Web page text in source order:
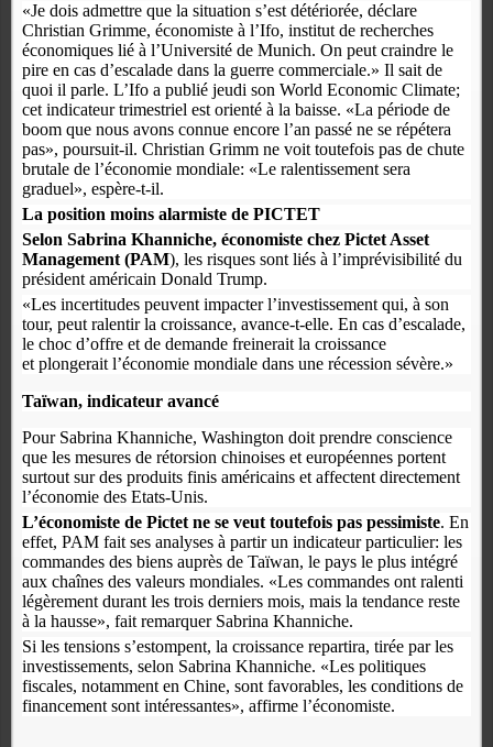
«Je dois admettre que la situation s’est détériorée, déclare
Christian Grimme, économiste à l’Ifo, institut de recherches
économiques lié à l’Université de Munich. On peut craindre le
pire en cas d’escalade dans la guerre commerciale.» Il sait de
quoi il parle. L’Ifo a publié jeudi son World Economic Climate;
cet indicateur trimestriel est orienté à la baisse. «La période de
boom que nous avons connue encore l’an passé ne se répétera
pas», poursuit-il. Christian Grimm ne voit toutefois pas de chute
brutale de l’économie mondiale: «Le ralentissement sera
graduel», espère-t-il.
La position moins alarmiste de PICTET
Selon Sabrina Khanniche, économiste chez Pictet Asset
Management (PAM), les risques sont liés à l’imprévisibilité du
président américain Donald Trump.
«Les incertitudes peuvent impacter l’investissement qui, à son
tour, peut ralentir la croissance, avance-t-elle. En cas d’escalade,
le choc d’offre et de demande freinerait la croissance
et plongerait l’économie mondiale dans une récession sévère.»
Taïwan, indicateur avancé
Pour Sabrina Khanniche, Washington doit prendre conscience
que les mesures de rétorsion chinoises et européennes portent
surtout sur des produits finis américains et affectent directement
l’économie des Etats-Unis.
L’économiste de Pictet ne se veut toutefois pas pessimiste. En
effet, PAM fait ses analyses à partir un indicateur particulier: les
commandes des biens auprès de Taïwan, le pays le plus intégré
aux chaînes des valeurs mondiales. «Les commandes ont ralenti
légèrement durant les trois derniers mois, mais la tendance reste
à la hausse», fait remarquer Sabrina Khanniche.
Si les tensions s’estompent, la croissance repartira, tirée par les
investissements, selon Sabrina Khanniche. «Les politiques
fiscales, notamment en Chine, sont favorables, les conditions de
financement sont intéressantes», affirme l’économiste.